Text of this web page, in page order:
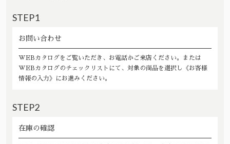
STEP1
お問い合わせ
WEBカタログをご覧いただき、お電話かご来店ください。または
WEBカタログのチェックリストにて、対象の商品を選択し《お客様
情報の入力》にお進みください。
STEP2
在庫の確認